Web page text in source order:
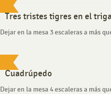
Tres tristes tigres en el
Dejar en la mesa 3 escaleras a más
Cuadrúpedo
Dejar en la mesa 4 escaleras a más